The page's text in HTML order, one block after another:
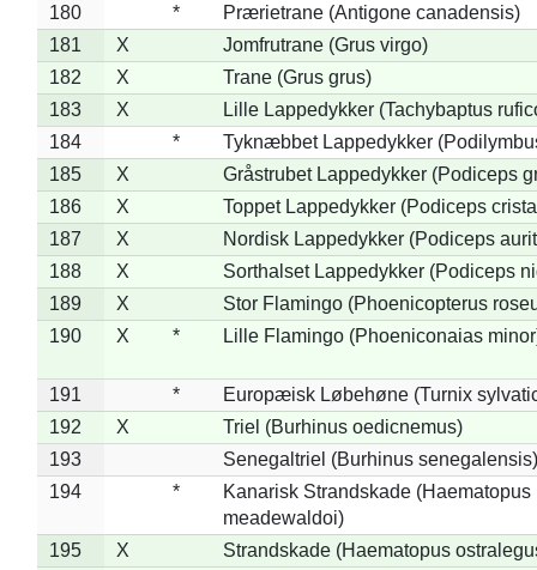
180
*
Prærietrane (Antigone canadensis)
181
X
Jomfrutrane (Grus virgo)
182
X
Trane (Grus grus)
183
X
Lille Lappedykker (Tachybaptus
184
*
Tyknæbbet Lappedykker
185
X
Gråstrubet Lappedykker (Podiceps
186
X
Toppet Lappedykker (Podiceps
187
X
Nordisk Lappedykker (Podiceps
188
X
Sorthalset Lappedykker (Podiceps
189
X
Stor Flamingo (Phoenicopterus
190
X * Lille Flamingo (Phoeniconaias
191 *
Europæisk Løbehøne (Turnix
192
X
Triel (Burhinus oedicnemus)
193
Senegaltriel (Burhinus senegalensis)
194
*
Kanarisk Strandskade (Haematopus
meadewaldoi)
195
X
Strandskade (Haematopus